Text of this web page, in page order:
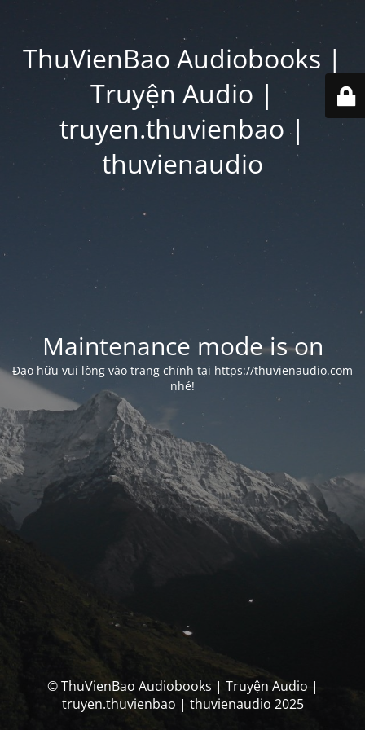
ThuVienBao Audiobooks |
Truyện Audio |
truyen.thuvienbao |
thuvienaudio
Maintenance mode is on
Đạo hữu vui lòng vào trang chính tại https://thuvienaudio.com
nhé!
© ThuVienBao Audiobooks | Truyện Audio |
truyen.thuvienbao | thuvienaudio 2025